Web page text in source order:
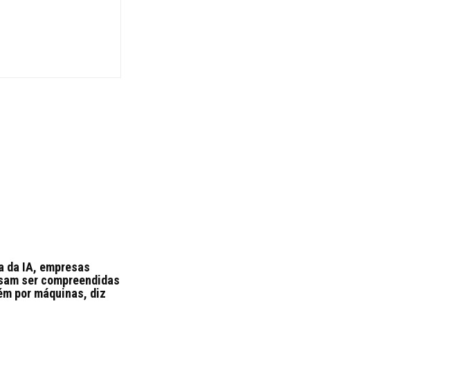
da IA, empresas
ser compreendidas
por máquinas, diz